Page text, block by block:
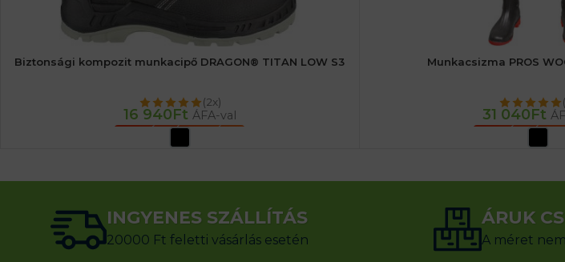
Biztonsági kompozit munkacipő DRAGON® TITAN LOW S3
(2x)
16 940Ft ÁFA-val
OPCIÓK VÁLASZTÁSA
Munkacsizma PROS
31 040Ft
OPCIÓK
INGYENES SZÁLLÍTÁS
20000 Ft feletti vásárlás esetén
ÁRUK
A méret